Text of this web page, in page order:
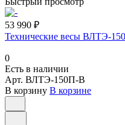
53 990 ₽
Технические весы ВЛТЭ-
0
Есть в наличии
Арт. ВЛТЭ-150П-В
В корзину В корзине